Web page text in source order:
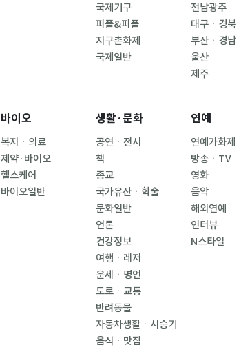
국제기구
피플&피플
지구촌화제
국제일반
전남광주
대구ㆍ경북
부산ㆍ경남
울산
제주
바이오
복지ㆍ의료
제약·바이오
헬스케어
바이오일반
생활·문화
공연ㆍ전시
책
종교
국가유산ㆍ학술
문화일반
언론
건강정보
여행ㆍ레저
운세ㆍ명언
도로ㆍ교통
반려동물
자동차생활ㆍ시승기
음식ㆍ맛집
연예
연예가화제
방송ㆍTV
영화
음악
해외연예
인터뷰
N스타일